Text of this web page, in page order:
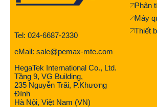
Tel: 024-6687-2330
eMail: sale@pemax-mte.com
HegaTek International Co., Ltd.
Tầng 9, VG Building,
235 Nguyễn Trãi, P.Khương
Đình
Hà Nội, Việt Nam (VN)
Phân
Máy
Thiết